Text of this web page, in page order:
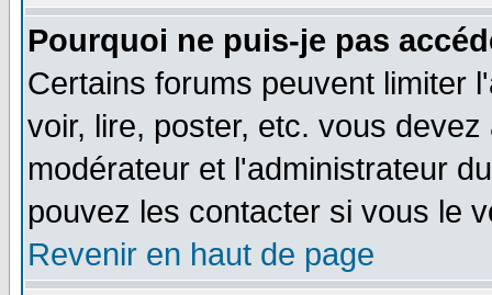
Pourquoi ne puis-je pas
Certains forums peuvent limiter
voir, lire, poster, etc. vous
modérateur et l'administrateur
pouvez les contacter si vous le
Revenir en haut de page